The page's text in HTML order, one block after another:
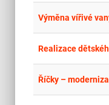
Výměna vířivé
Realizace